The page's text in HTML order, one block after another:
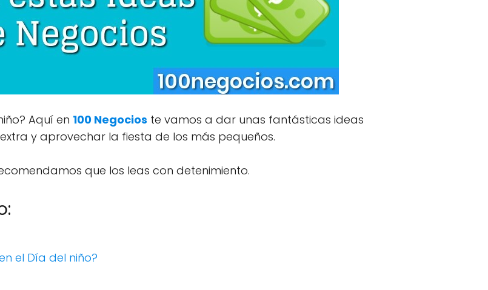
Aquí en 100 Negocios te vamos a dar unas fantásticas ideas
y aprovechar la fiesta de los más pequeños.
que los leas con detenimiento.
el Día del niño?